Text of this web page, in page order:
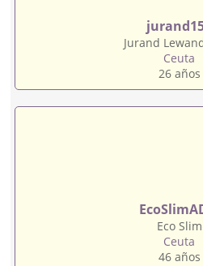
Jurand
Ceuta
26 años
Eco Slim
Ceuta
46 años